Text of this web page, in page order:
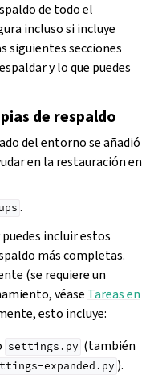
de todo el
incluso si incluye
siguientes secciones
y lo que puedes
de respaldo
del entorno se añadió
en la restauración en
.
incluir estos
más completas.
(se requiere un
véase Tareas en
esto incluye:
settings.py (también
expanded.py ).